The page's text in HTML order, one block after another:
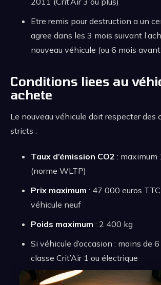
Etre remis pour destruction a un
agree dans les 3 mois suivant
nouveau véhicule (ou 6 mois
Conditions liees au
achete
Le nouveau véhicule doit respecter des
stricts :
Taux d’émission CO2 : maximum
(norme WLTP)
Prix maximum : 47 000 euros
véhicule neuf
Poids maximum : 2 400 kg
Si véhicule d’occasion : moins de
classe Crit’Air 1 ou électrique